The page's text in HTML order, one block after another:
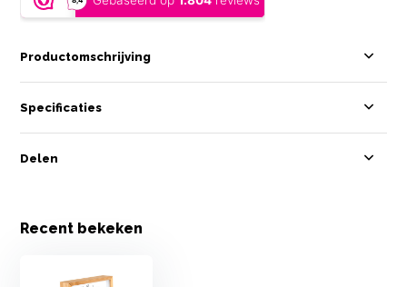
Productomschrijving
Specificaties
Delen
Recent bekeken